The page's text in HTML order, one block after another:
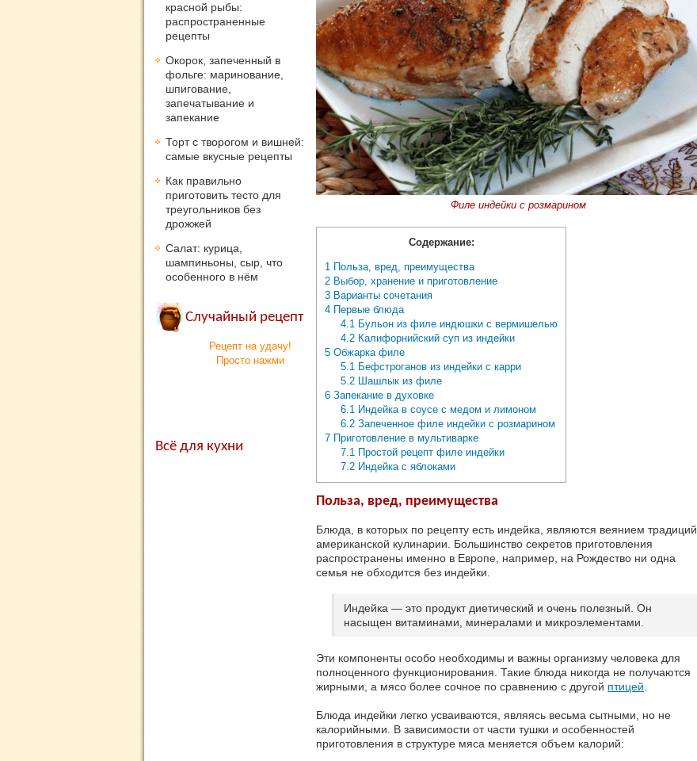
Филе индейки с розмарином
Содержание:
1 Польза, вред, преимущества
2 Выбор, хранение и приготовление
3 Варианты сочетания
4 Первые блюда
4.1Бульон из филе индюшки с вермишелью
4.2Калифорнийский суп из индейки
5 Обжарка филе
5.1Бефстроганов из индейки с карри
5.2Шашлык из филе
6 Запекание в духовке
6.1Индейка в соусе с медом и лимоном
6.2Запеченное филе индейки с розмарином
7 Приготовление в мультиварке
7.1Простой рецепт филе индейки
7.2Индейка с яблоками
Польза, вред, преимущества
Блюда, в которых по рецепту есть индейка, являются веянием традиций
американской кулинарии. Большинство секретов приготовления
распространены именно в Европе, например, на Рождество ни одна
семья не обходится без индейки.
Индейка — это продукт диетический и очень полезный. Он
насыщен витаминами, минералами и микроэлементами.
Эти компоненты особо необходимы и важны организму человека для
полноценного функционирования. Такие блюда никогда не получаются
жирными, а мясо более сочное по сравнению с другой птицей.
Блюда индейки легко усваиваются, являясь весьма сытными, но не
калорийными. В зависимости от части тушки и особенностей
приготовления в структуре мяса меняется объем калорий:
красной рыбы:
распространенные
рецепты
Окорок, запеченный в
фольге: маринование,
шпигование,
запечатывание и
запекание
Торт с творогом и вишней:
самые вкусные рецепты
Как правильно
приготовить тесто для
треугольников без
дрожжей
Салат: курица,
шампиньоны, сыр, что
особенного в нём
Случайный рецепт
Рецепт на удачу!
Просто нажми
Всё для кухни